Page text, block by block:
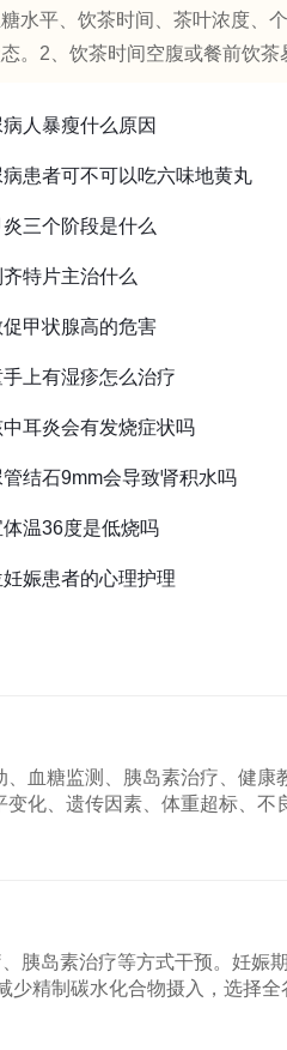
水平、饮茶时间、茶叶浓度、
。2、饮茶时间空腹或餐前饮茶
人暴瘦什么原因
患者可不可以吃六味地黄丸
炎三个阶段是什么
特片主治什么
促甲状腺高的危害
手上有湿疹怎么治疗
耳炎会有发烧症状吗
结石9mm会导致肾积水吗
温36度是低烧吗
娠患者的心理护理
血糖监测、胰岛素治疗、健康
化、遗传因素、体重超标、不
胰岛素治疗等方式干预。妊娠
少精制碳水化合物摄入，选择全